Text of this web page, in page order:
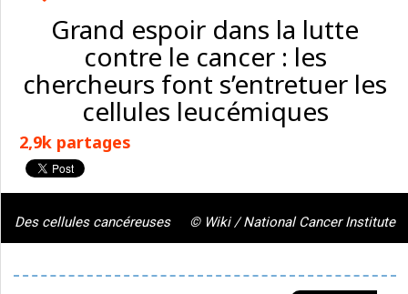
Grand espoir dans la lutte
contre le cancer : les
chercheurs font s’entretuer les
cellules leucémiques
2,9k partages
Des cellules cancéreuses © Wiki / National Cancer Institute